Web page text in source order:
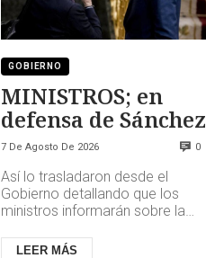
GOBIERNO
MINISTROS; en
defensa de Sánchez
7 De Agosto De 2026 0
Así lo trasladaron desde el
Gobierno detallando que los
ministros informarán sobre la
la avalancha de migrantes ...
LEER MÁS